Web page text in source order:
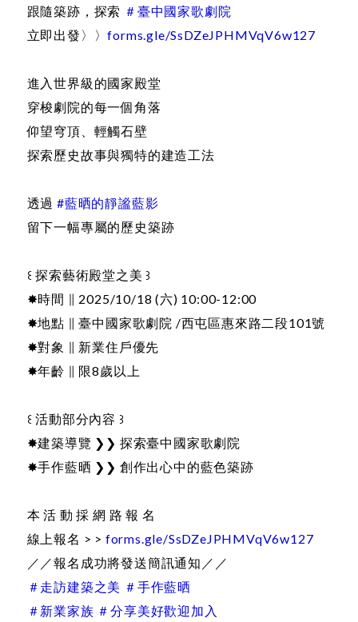
跟隨築跡，探索 ＃臺中國家歌劇院
立即出發〉〉forms.gle/SsDZeJPHMVqV6w127
進入世界級的國家殿堂
穿梭劇院的每一個角落
仰望穹頂、輕觸石壁
探索歷史故事與獨特的建造工法
透過 #藍晒的靜謐藍影
留下一幅專屬的歷史築跡
꒰ 探索藝術殿堂之美 ꒱
✸時間 ∥ 2025/10/18 (六) 10:00-12:00
✸地點 ∥ 臺中國家歌劇院 /西屯區惠來路二段101號
✸對象 ∥ 新業住戶優先
✸年齡 ∥ 限8歲以上
꒰ 活動部分內容 ꒱
✸建築導覽 ❯❯ 探索臺中國家歌劇院
✸手作藍晒 ❯❯ 創作出心中的藍色築跡
本 活 動 採 網 路 報 名
線上報名 > > forms.gle/SsDZeJPHMVqV6w127
／／報名成功將發送簡訊通知／／
＃走訪建築之美 ＃手作藍晒
＃新業家族 ＃分享美好歡迎加入